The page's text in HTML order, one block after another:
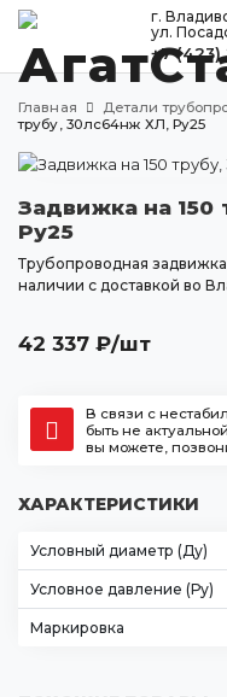
г.
ул.
+7 (423)
КАТАЛОГ
МЕТАЛЛООБРАБОТКА
ДОСТАВКА И ОПЛАТА
КОНТАКТЫ
ул. Посадская, 20
Главная Детали
трубу, 30лс64нж ХЛ, Ру25
Задвижка на 150
Ру25
Трубопроводная
наличии с доставкой во
42 337 ₽/шт
В связи с
быть не
вы можете,
ХАРАКТЕРИСТИКИ
Условный диаметр (Ду)
Условное давление (Ру)
Маркировка